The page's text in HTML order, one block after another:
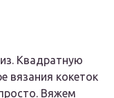
Квадратную
вязания кокеток
Вяжем